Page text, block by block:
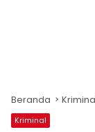
Beranda
Kriminal